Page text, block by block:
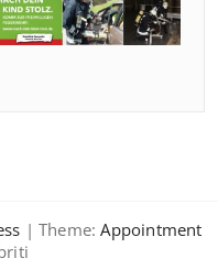
| Theme: Appointment